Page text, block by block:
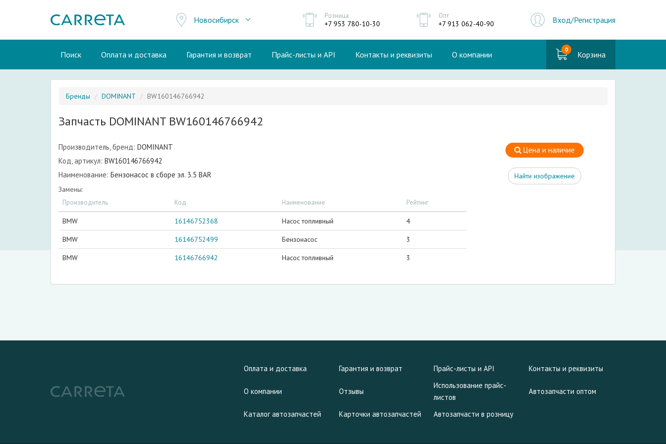
Новосибирск Розница
+7 953 780-10-30
Опт
+7 913 062-40-90 Вход/Регистрация
Поиск Оплата и доставка Гарантия и возврат Прайс-листы и API Контакты и реквизиты О компании 0 Корзина
Бренды DOMINANT BW160146766942
Запчасть DOMINANT BW160146766942
Производитель, бренд: DOMINANT
Код, артикул: BW160146766942
Наименование: Бензонасос в сборе эл. 3.5 BAR
Замены:
Производитель Код Наименование Рейтинг
BMW 16146752368 Насос топливный 4
BMW 16146752499 Бензонасос 3
BMW 16146766942 Насос топливный 3
Цена и наличие
Найти изображение
Оплата и доставка Гарантия и возврат Прайс-листы и API Контакты и реквизиты
О компании Отзывы
Использование прайс-
листов
Автозапчасти оптом
Каталог автозапчастей Карточки автозапчастей Автозапчасти в розницу